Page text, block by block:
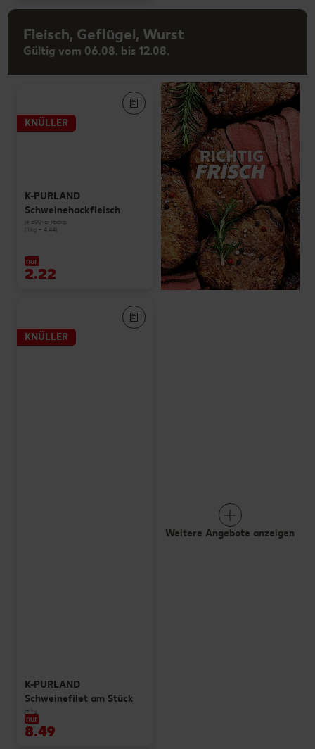
Fleisch, Geflügel, Wurst
Gültig vom 06.08. bis 12.08.
KNÜLLER
K-PURLAND
Schweinehackfleisch
je 500-g-Packg.
(1 kg = 4.44)
nur
2.22
KNÜLLER
K-PURLAND
Schweinefilet am Stück
je kg
nur
8.49
Weitere Angebote anzeigen